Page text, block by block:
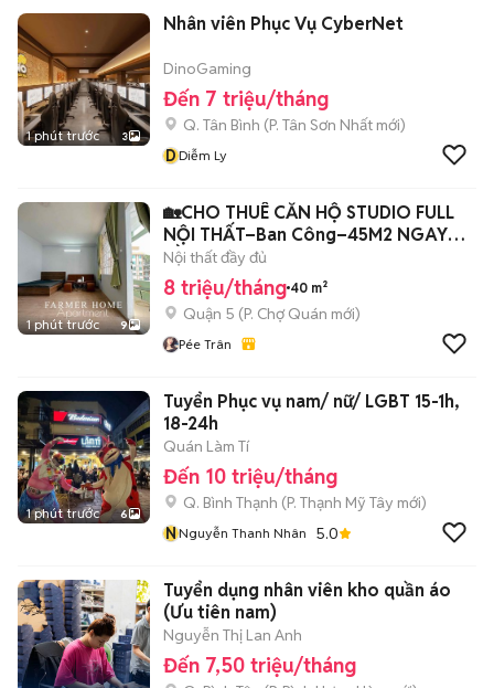
1 phút trước 3
Nhân viên Phục Vụ CyberNet
DinoGaming
Đến 7 triệu/tháng
Q. Tân Bình (P. Tân Sơn Nhất mới)
DDiễm Ly
1 phút trước 9
🏡CHO THUÊ CĂN HỘ STUDIO FULL
NỘI THẤT–Ban Công–45M2 NGAY
CẦU CHỮ Y Q.5
Nội thất đầy đủ
8 triệu/tháng 40 m²
Quận 5 (P. Chợ Quán mới)
Pée Trân
1 phút trước 6
Tuyển Phục vụ nam/ nữ/ LGBT 15-1h,
18-24h
Quán Làm Tí
Đến 10 triệu/tháng
Q. Bình Thạnh (P. Thạnh Mỹ Tây mới)
NNguyễn Thanh Nhân 5.0
Tuyển dụng nhân viên kho quần áo
(Ưu tiên nam)
Nguyễn Thị Lan Anh
Đến 7,50 triệu/tháng